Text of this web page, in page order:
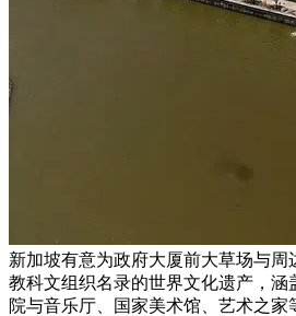
新加坡有意为政府大厦前大草场与周
教科文组织名录的世界文化遗产，涵
院与音乐厅、国家美术馆、艺术之家